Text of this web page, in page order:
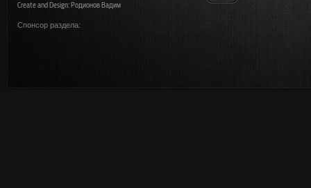
Create and Design: Родионов Вадим
Спонсор раздела: